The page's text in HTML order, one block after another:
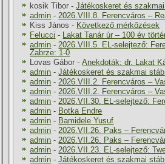
kosik Tibor -Játékoskeret és
admin - 2026.VIII.8. Ferencváros –
Kiss János - Következő mérkőzések
Felucci -
Lakat Tanár úr – 100 év
admin - 2026.VIII.5. EL-selejtező:
Zabrze: 1-0
Lovas Gábor -Anekdoták: dr. Lakat
admin -Játékoskeret és szakmai
admin - 2026.VIII.2. Ferencváros –
admin - 2026.VIII.2. Ferencváros –
admin - 2026.VII.30. EL-selejtező:
admin - Botka Endre
admin - Bamidele Yusuf
admin - 2026.VII.26. Paks –
admin - 2026.VII.26. Paks –
admin - 2026.VII.23. EL-selejtező:
admin -Játékoskeret és szakmai